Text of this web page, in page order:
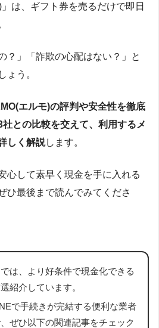
は、ギフト券を売るだけで即日
？」「詐欺の心配はない？」と
ょう。
エルモ)の評判や安全性を徹底
との比較を交えて、利用するメ
しく解説します。
心して素早く現金を手に入れる
ひ最後まで読んでみてくださ
は、より好条件で現金化できる
紹介しています。
で手続きが完結する便利な業者
ぜひ以下の関連記事をチェック